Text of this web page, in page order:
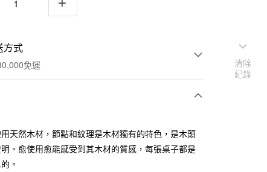
方式
免運
款
率 每期
天然木材，節點和紋理是木材獨有的特色，是木頭
。愈使用愈能感受到其木材的質感，每張桌子都是
。
清除
紀錄